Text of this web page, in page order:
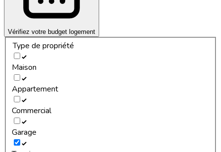
Vérifiez votre budget logement
Type de propriété
Maison
Appartement
Commercial
Garage